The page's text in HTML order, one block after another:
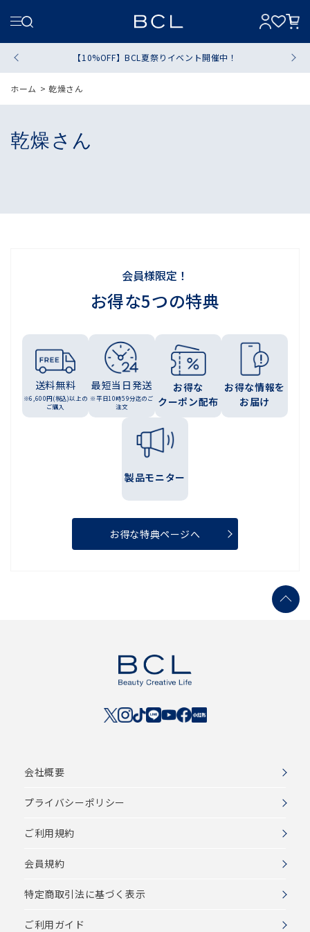
【10%OFF】BCL夏祭りイベント開催中！
乾燥さん
ホーム >乾燥さん
会員様限定！
お得な5つの特典
送料無料
※6,600円(税込)以上の
ご購入
最短当日発送
※平日10時59分迄のご
注文
お得な
クーポン配布
お得な情報を
お届け
製品モニター
お得な特典ページへ
会社概要
プライバシーポリシー
ご利用規約
会員規約
特定商取引法に基づく表示
ご利用ガイド